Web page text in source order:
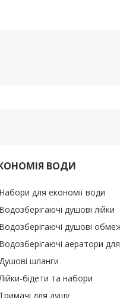
ВОДИ
Набори для економії води
Водозберігаючі душові лійки
Водозберігаючі душові
Водозберігаючі аератори
шланги
бідети та набори
Тримачі для душу